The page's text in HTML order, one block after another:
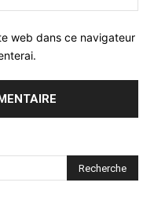
web dans ce navigateur